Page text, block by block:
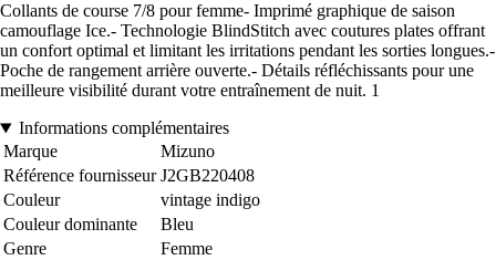
Collants de course 7/8 pour femme- Imprimé graphique de saison
camouflage Ice.- Technologie BlindStitch avec coutures plates offrant
un confort optimal et limitant les irritations pendant les sorties longues.-
Poche de rangement arrière ouverte.- Détails réfléchissants pour une
meilleure visibilité durant votre entraînement de nuit. 1
Informations complémentaires
Marque
Mizuno
Référence fournisseur J2GB220408
Couleur
vintage indigo
Couleur dominante
Bleu
Genre
Femme